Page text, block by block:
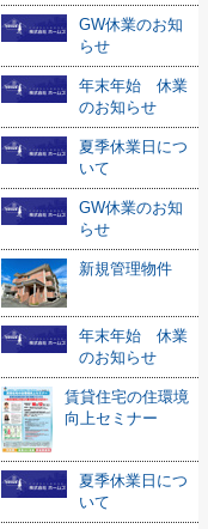
GW休業のお知
らせ
年末年始 休業
のお知らせ
夏季休業日につ
いて
GW休業のお知
らせ
新規管理物件
年末年始 休業
のお知らせ
賃貸住宅の住環境
向上セミナー
夏季休業日につ
いて